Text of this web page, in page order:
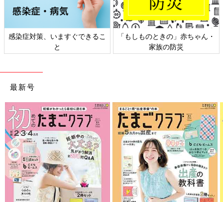
感染症対策、いますぐできるこ
と
「もしものときの」赤ちゃん・
家族の防災
最新号